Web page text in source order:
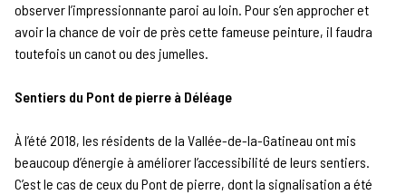
observer l’impressionnante paroi au loin. Pour s’en approcher et
avoir la chance de voir de près cette fameuse peinture, il faudra
toutefois un canot ou des jumelles.
Sentiers du Pont de pierre à Déléage
À l’été 2018, les résidents de la Vallée-de-la-Gatineau ont mis
beaucoup d’énergie à améliorer l’accessibilité de leurs sentiers.
C’est le cas de ceux du Pont de pierre, dont la signalisation a été